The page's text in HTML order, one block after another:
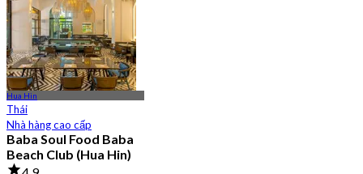
Hua Hin
Thái
Nhà hàng cao cấp
Baba Soul Food Baba
Beach Club (Hua Hin)